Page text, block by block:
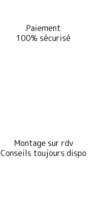
Paiement
100% sécurisé
Montage sur rdv
Conseils toujours dispo